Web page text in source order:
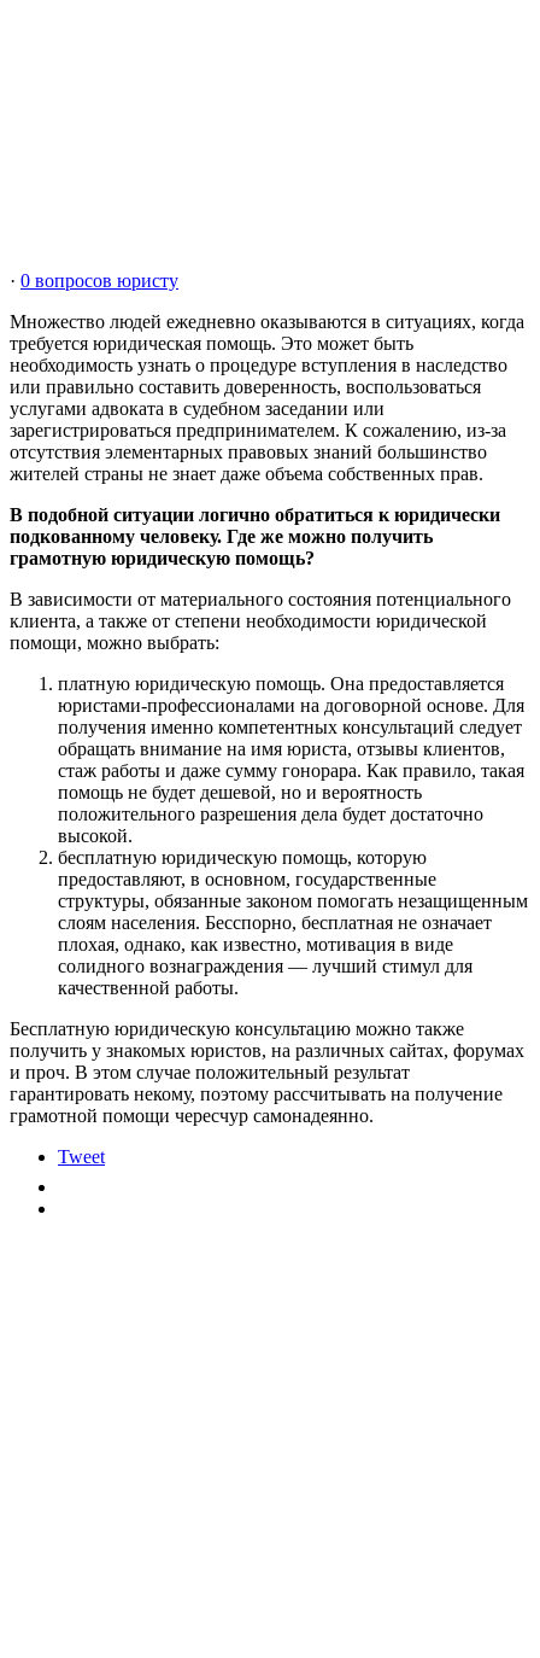
· 0 вопросов юристу
Множество людей ежедневно оказываются в ситуациях, когда
требуется юридическая помощь. Это может быть
необходимость узнать о процедуре вступления в наследство
или правильно составить доверенность, воспользоваться
услугами адвоката в судебном заседании или
зарегистрироваться предпринимателем. К сожалению, из-за
отсутствия элементарных правовых знаний большинство
жителей страны не знает даже объема собственных прав.
В подобной ситуации логично обратиться к юридически
подкованному человеку. Где же можно получить
грамотную юридическую помощь?
В зависимости от материального состояния потенциального
клиента, а также от степени необходимости юридической
помощи, можно выбрать:
платную юридическую помощь. Она предоставляется
юристами-профессионалами на договорной основе. Для
получения именно компетентных консультаций следует
обращать внимание на имя юриста, отзывы клиентов,
стаж работы и даже сумму гонорара. Как правило, такая
помощь не будет дешевой, но и вероятность
положительного разрешения дела будет достаточно
высокой.
бесплатную юридическую помощь, которую
предоставляют, в основном, государственные
структуры, обязанные законом помогать незащищенным
слоям населения. Бесспорно, бесплатная не означает
плохая, однако, как известно, мотивация в виде
солидного вознаграждения — лучший стимул для
качественной работы.
Бесплатную юридическую консультацию можно также
получить у знакомых юристов, на различных сайтах, форумах
и проч. В этом случае положительный результат
гарантировать некому, поэтому рассчитывать на получение
грамотной помощи чересчур самонадеянно.
Tweet